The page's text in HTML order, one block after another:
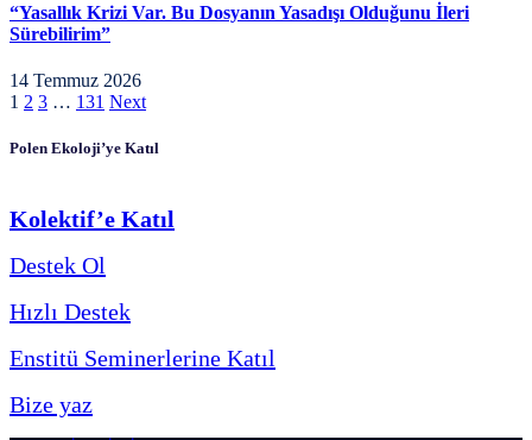
“Yasallık Krizi Var. Bu Dosyanın Yasadışı Olduğunu İleri
Sürebilirim”
14 Temmuz 2026
1 2 3 … 131 Next
Polen Ekoloji’ye Katıl
Kolektif’e Katıl
Destek Ol
Hızlı Destek
Enstitü Seminerlerine Katıl
Bize yaz